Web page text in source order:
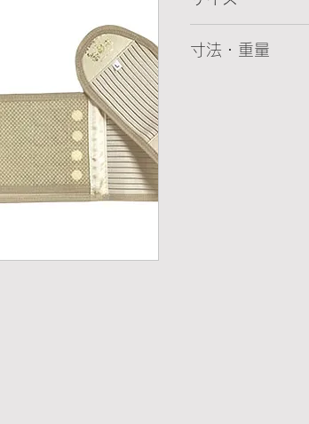
M W78〜90cm
寸法・重量